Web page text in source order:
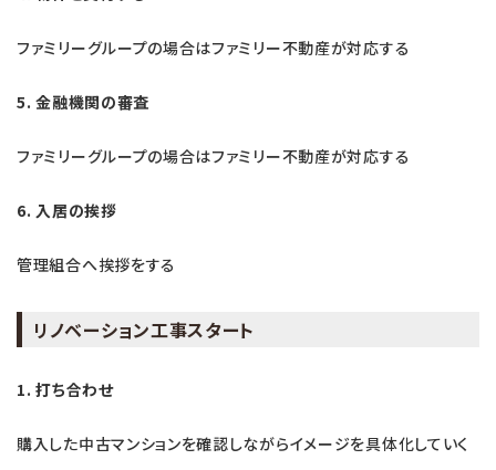
ファミリーグループの場合はファミリー不動産が対応する
5. 金融機関の審査
ファミリーグループの場合はファミリー不動産が対応する
6. 入居の挨拶
管理組合へ挨拶をする
リノベーション工事スタート
1. 打ち合わせ
購入した中古マンションを確認しながらイメージを具体化していく